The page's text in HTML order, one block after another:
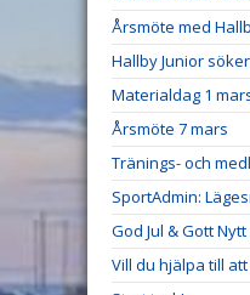
Årsmöte med
Hallby Junior
Materialdag 1
Årsmöte 7 mars
Tränings- och
SportAdmin:
God Jul & Gott Nytt
Vill du hjälpa till